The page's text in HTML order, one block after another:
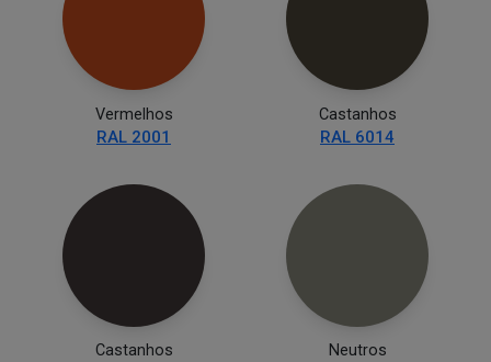
Vermelhos
RAL 2001
Castanhos
RAL 6014
Castanhos Neutros